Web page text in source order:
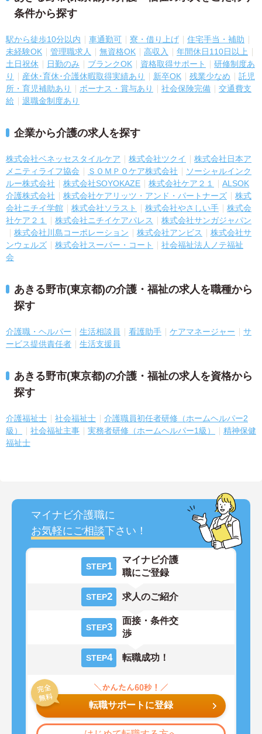
条件から探す
駅から徒歩10分以内 車通勤可 寮・借り上げ
住宅手当・補助
未経験OK
管理職求人 無資格OK 高収入
年間休日110日以上
土日祝休
日勤のみ ブランクOK 資格取得サポート
研修制度あ
り
産休･育休･介護休暇取得実績あり 新卒OK 残業少なめ
託児
所・育児補助あり
ボーナス・賞与あり 社会保険完備
交通費支
給
退職金制度あり
企業から介護の求人を探す
株式会社ベネッセスタイルケア 株式会社ツクイ
株式会社日本ア
メニティライフ協会
ＳＯＭＰＯケア株式会社
ソーシャルインク
ルー株式会社
株式会社SOYOKAZE 株式会社ケア２１
ALSOK
介護株式会社
株式会社ケアリッツ・アンド・パートナーズ
株式
会社ニチイ学館
株式会社ソラスト 株式会社やさしい手
株式会
社ケア２１
株式会社ニチイケアパレス
株式会社サンガジャパン
株式会社川島コーポレーション
株式会社アンビス
株式会社サ
ンウェルズ
株式会社スーパー・コート
社会福祉法人ノテ福祉
会
あきる野市(東京都)の介護・福祉の求人を職種から
探す
介護職・ヘルパー 生活相談員 看護助手 ケアマネージャー
サ
ービス提供責任者
生活支援員
あきる野市(東京都)の介護・福祉の求人を資格から
探す
介護福祉士 社会福祉士
介護職員初任者研修（ホームヘルパー2
級）
社会福祉主事 実務者研修（ホームヘルパー1級）
精神保健
福祉士
マイナビ介護職に
お気軽にご相談下さい！
STEP1
マイナビ介護
職にご登録
STEP2 求人のご紹介
STEP3
面接・条件交
渉
STEP4 転職成功！
転職サポートに登録